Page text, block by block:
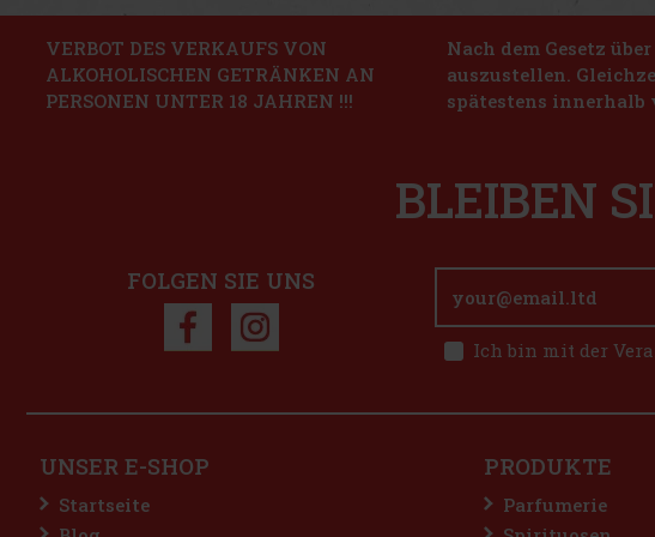
VERBOT DES VERKAUFS VON
ALKOHOLISCHEN GETRÄNKEN AN
PERSONEN UNTER 18 JAHREN !!!
Nach dem Gesetz
auszustellen.
spätestens innerhalb
BLEIBEN
FOLGEN SIE UNS
Ich bin mit der
UNSER E-SHOP
Startseite
PRODUKTE
Parfumerie